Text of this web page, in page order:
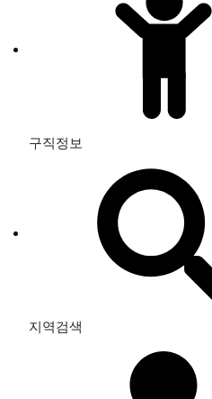
구직정보
지역검색